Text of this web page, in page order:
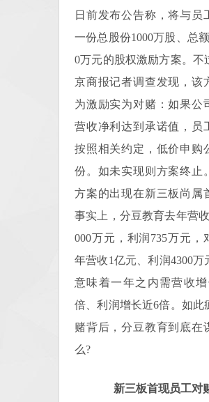
日前发布公告称，将与员
一份总股份1000万股、总
0万元的股权激励方案。不
京商报记者调查发现，该
为激励实为对赌：如果公
营收净利达到承诺值，员
按照相关约定，低价申购
份。如未实现则方案终止
方案的出现在新三板尚属
事实上，分豆教育去年营
000万元，利润735万元，
年营收1亿元、利润4300万
意味着一年之内需营收
倍、利润增长近6倍。如此
赌背后，分豆教育到底在
么?
新三板首现员工对